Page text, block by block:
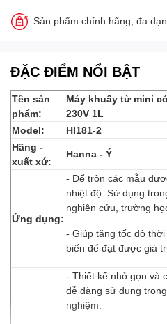
Sản phẩm chính hãng, đa
ĐẶC ĐIỂM NỔI BẬT
Tên sản
phẩm:
Máy khuấy từ mini
230V 1L
Model:
HI181-2
Hãng -
xuất xứ:
Hanna - Ý
Ứng dụng:
- Để trộn các mẫu
nhiệt độ. Sử dụng
nghiên cứu, trường
- Giúp tăng tốc độ
biến để đạt được giá
- Thiết kế nhỏ gọn và
dễ dàng sử dụng
nghiệm.